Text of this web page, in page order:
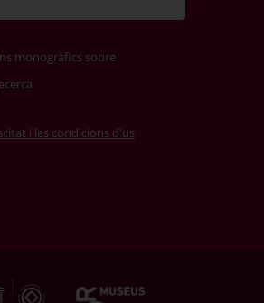
monogràfics sobre
i les condicions d'us